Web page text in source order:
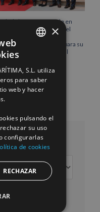
inaugura su sede en
Róterdam, consolidando el
norte de Europa como un
estratégico clave para su
internacional
ENGLISH
FRENCH
×
S.L. utiliza
para saber
web y hacer
pulsando el
su uso
configurarlas
de cookies
RECHAZAR